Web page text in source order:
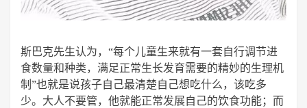
斯巴克先生认为，“ 每个儿童生来就有一套自行调节进
食数量和种类，满足正常生长发育需要的精妙的生理机
制”也就是说孩子自己最清楚自己想吃什么，该吃多
少。 大人不要管，他就能正常发展自己的饮食功能； 而